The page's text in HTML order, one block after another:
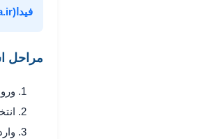
فیدا(Fida.ir)
مراحل